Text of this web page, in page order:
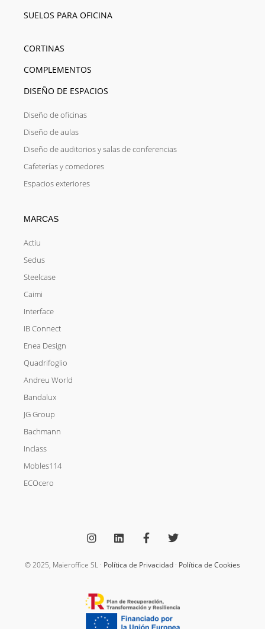
SUELOS PARA OFICINA
CORTINAS
COMPLEMENTOS
DISEÑO DE ESPACIOS
Diseño de oficinas
Diseño de aulas
Diseño de auditorios y salas de conferencias
Cafeterías y comedores
Espacios exteriores
MARCAS
Actiu
Sedus
Steelcase
Caimi
Interface
IB Connect
Enea Design
Quadrifoglio
Andreu World
Bandalux
JG Group
Bachmann
Inclass
Mobles114
ECOcero
s
t
g
m
n
k
d
c
e
o
-
f
i
t
e
© 2025, Maieroffice SL · Política de Privacidad · Política de Cookies